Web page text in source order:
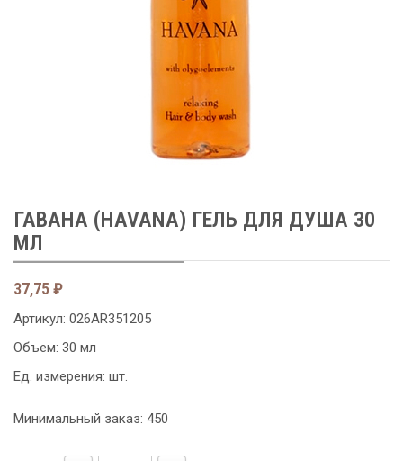
ГАВАНА (HAVANA) ГЕЛЬ ДЛЯ ДУША 30
МЛ
37,75₽
Артикул: 026AR351205
Объем: 30 мл
Ед. измерения: шт.
Минимальный заказ: 450